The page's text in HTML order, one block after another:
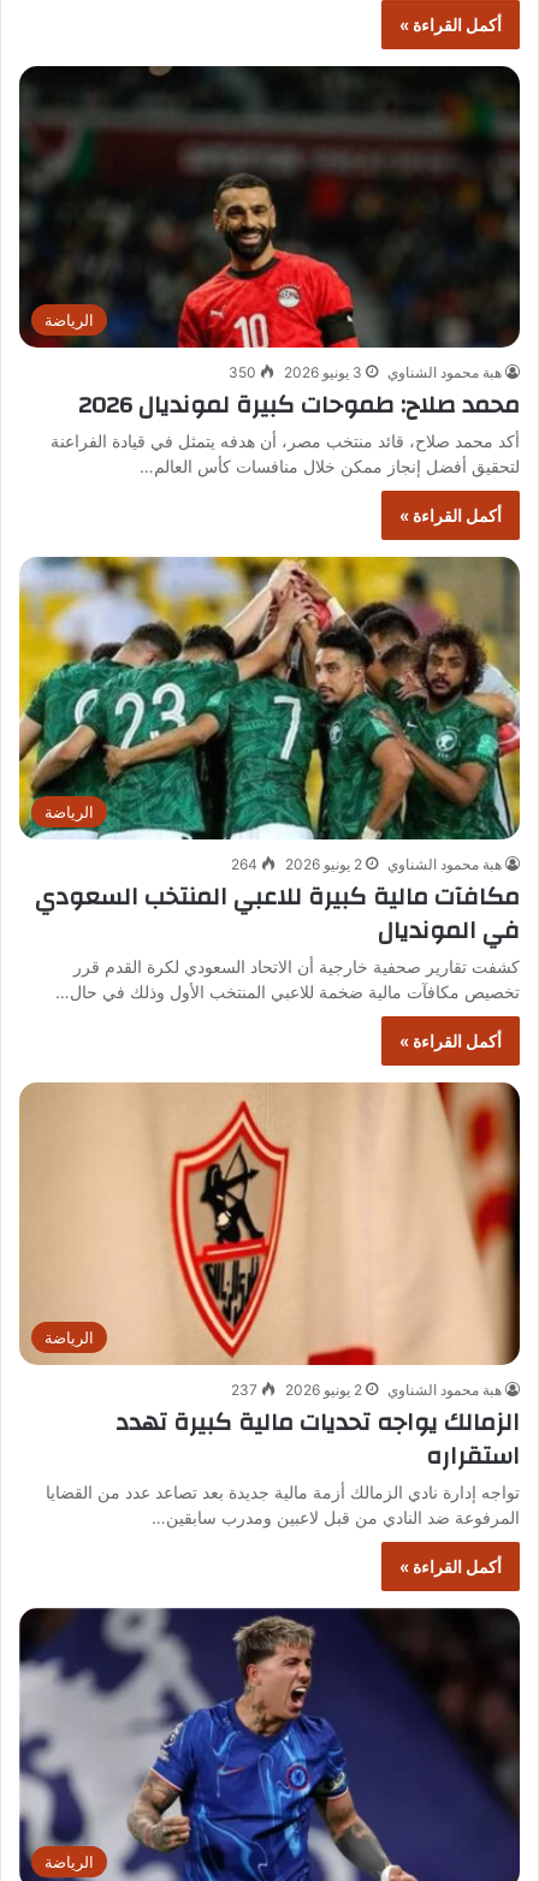
أكمل القراءة »
الرياضة
هبة محمود الشناوي 3 يونيو 2026 350
محمد صلاح: طموحات كبيرة لمونديال 2026
أكد محمد صلاح، قائد منتخب مصر، أن هدفه يتمثل في قيادة الفراعنة
لتحقيق أفضل إنجاز ممكن خلال منافسات كأس العالم…
أكمل القراءة »
الرياضة
هبة محمود الشناوي 2 يونيو 2026 264
مكافآت مالية كبيرة للاعبي المنتخب السعودي
في المونديال
كشفت تقارير صحفية خارجية أن الاتحاد السعودي لكرة القدم قرر
تخصيص مكافآت مالية ضخمة للاعبي المنتخب الأول وذلك في حال…
أكمل القراءة »
الرياضة
هبة محمود الشناوي 2 يونيو 2026 237
الزمالك يواجه تحديات مالية كبيرة تهدد
استقراره
تواجه إدارة نادي الزمالك أزمة مالية جديدة بعد تصاعد عدد من القضايا
المرفوعة ضد النادي من قبل لاعبين ومدرب سابقين…
أكمل القراءة »
الرياضة